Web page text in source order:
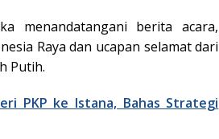
menandatangani berita acara,
Raya dan ucapan selamat dari
Putih.
PKP ke Istana, Bahas Strategi